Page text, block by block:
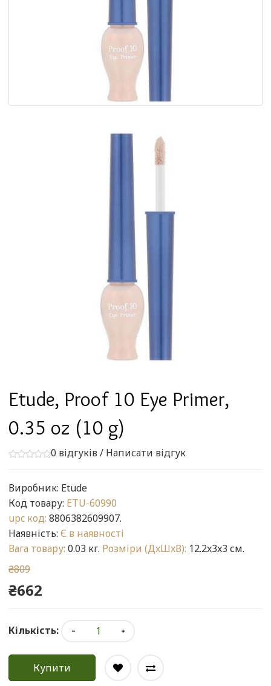
Etude, Proof 10 Eye Primer,
0.35 oz (10 g)
0 відгуків/ Написати відгук
Виробник: Etude
Код товару: ETU-60990
upc код: 8806382609907.
Наявність: Є в наявності
Вага товару: 0.03 кг. Розміри (ДxШxВ): 12.2x3x3 см.
₴809
₴662
Кількість:
Купити